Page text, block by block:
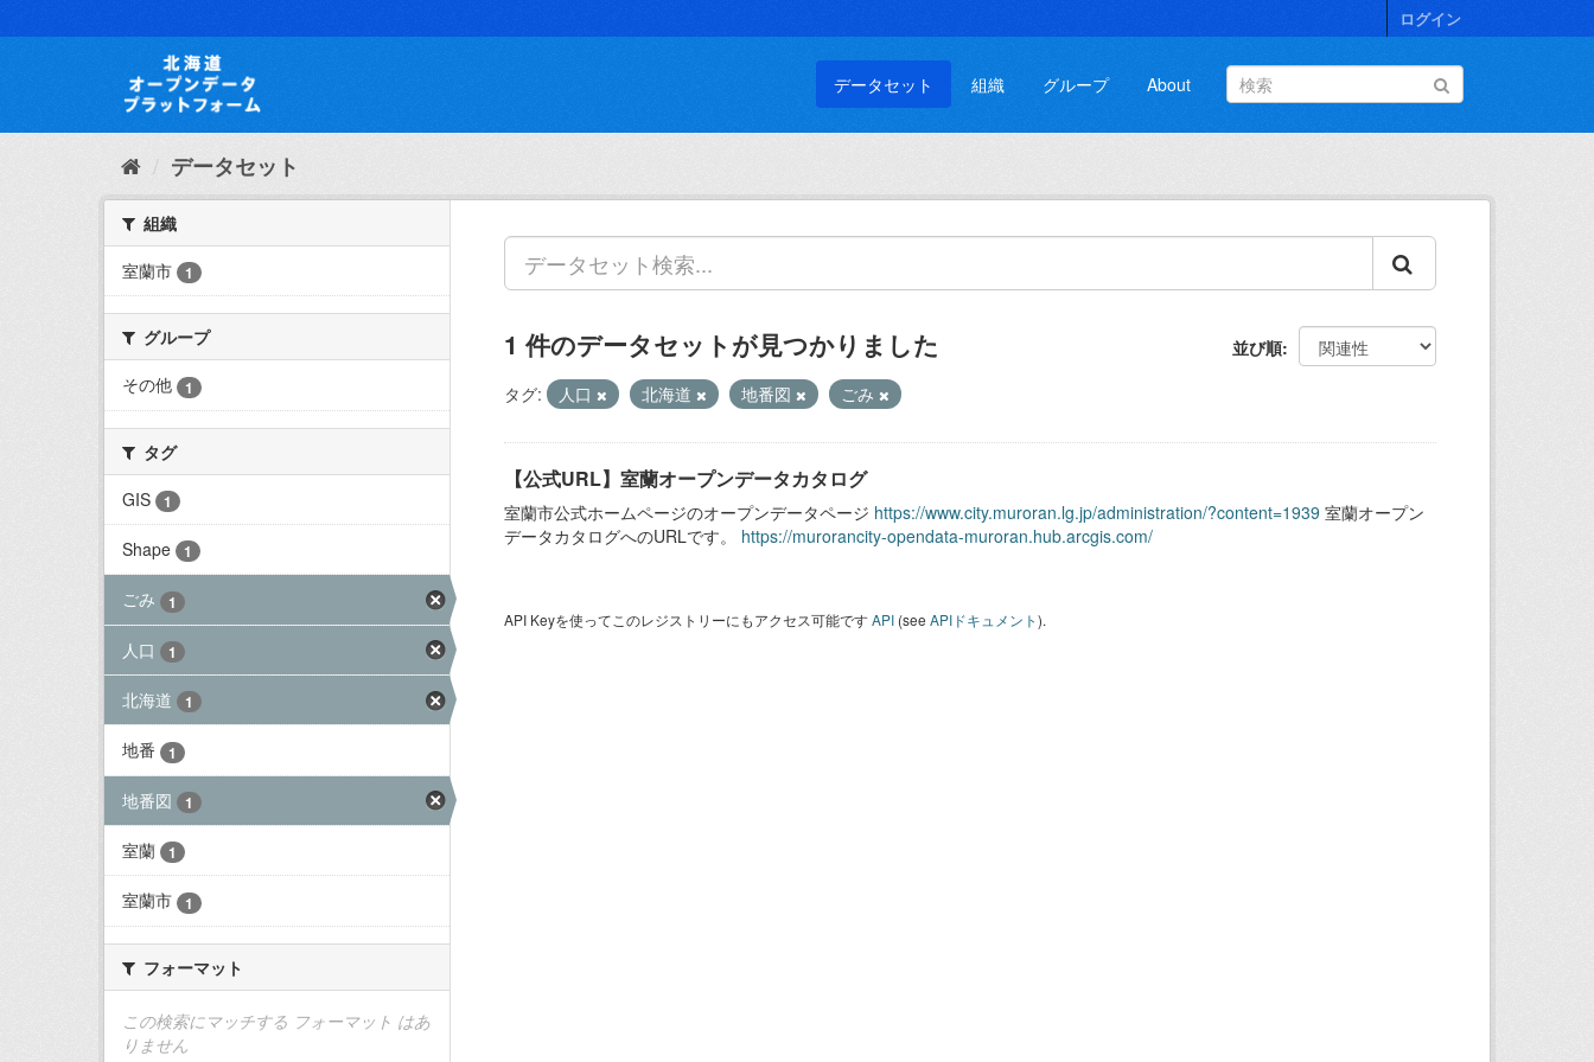
キ
て
ログイン
データセット 組織 グループ About
データセット
組織
室蘭市
1
グループ
その他
1
タグ
GIS
1
Shape 1
ごみ 1
人口 1
北海道 1
地番 1
地番図 1
室蘭 1
室蘭市 1
フォーマット
この検索にマッチする フォーマット はあ
りません
並び順
1 件のデータセットが見つかりました
タグ: 人口 北海道 地番図 ごみ
【公式URL】室蘭オープンデータカタログ
室蘭市公式ホームページのオープンデータページ https://www.city.muroran.lg.jp/administration/?content=1939 室蘭オープン
データカタログへのURLです。 https://murorancity-opendata-muroran.hub.arcgis.com/
API Keyを使ってこのレジストリーにもアクセス可能ですAPI (see APIドキュメント).